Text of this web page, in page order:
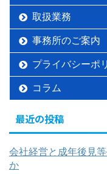
取扱業務
事務所のご案内
プライバシーポ
コラム
最近の投稿
会社経営と成年後見
か